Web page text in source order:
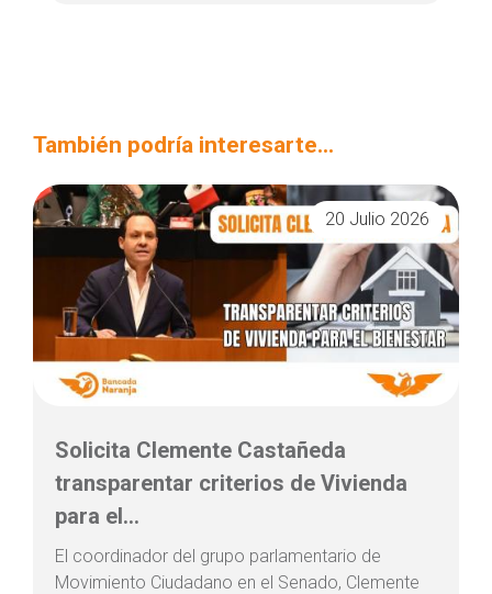
También podría interesarte...
20 Julio 2026
Solicita Clemente Castañeda
transparentar criterios de Vivienda
para el...
El coordinador del grupo parlamentario de
Movimiento Ciudadano en el Senado, Clemente